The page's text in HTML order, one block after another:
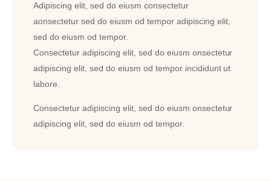
Adipiscing elit, sed do eiusm consectetur
aonsectetur sed do eiusm od tempor adipiscing elit,
sed do eiusm od tempor.
Consectetur adipiscing elit, sed do eiusm onsectetur
adipiscing elit, sed do eiusm od tempor incididunt ut
labore.
Consectetur adipiscing elit, sed do eiusm onsectetur
adipiscing elit, sed do eiusm od tempor.